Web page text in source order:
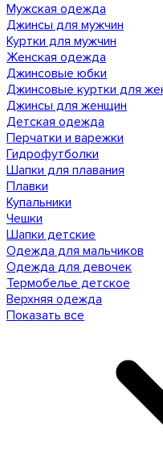
Мужская одежда
Джинсы для мужчин
Куртки для мужчин
Женская одежда
Джинсовые юбки
Джинсовые куртки для
Джинсы для женщин
Детская одежда
Перчатки и варежки
Гидрофутболки
Шапки для плавания
Плавки
Купальники
Чешки
Шапки детские
Одежда для мальчиков
Одежда для девочек
Термобелье детское
Верхняя одежда
Показать все